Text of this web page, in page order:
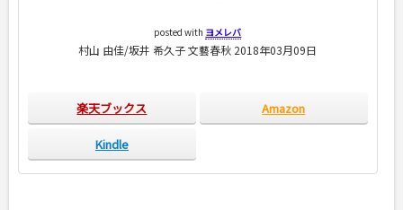
posted with ヨメレバ
村山 由佳/坂井 希久子 文藝春秋 2018年03月09日
楽天ブックス Amazon
Kindle